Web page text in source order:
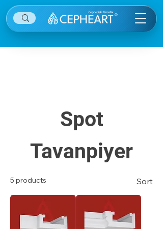
Spot
Tavanpiyer
5 products Sort